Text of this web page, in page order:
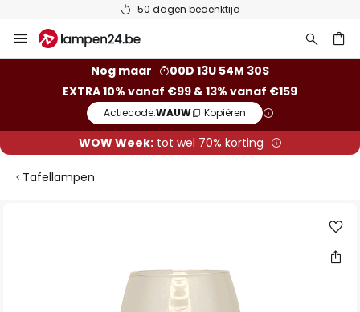
50 dagen bedenktijd
naar
Nog maar
00D 13U 54M 29S
EXTRA 10% vanaf €99 & 13% vanaf €159
Actiecode:WAUW Kopiëren
WOW Week:tot wel 70% korting
Tafellampen